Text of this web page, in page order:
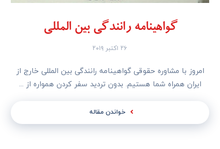
گواهینامه رانندگی بین المللی
۲۶ اکتبر ۲۰۱۹
امروز با مشاوره حقوقی گواهینامه رانندگی بین المللی خارج از
ایران همراه شما هستیم. بدون تردید سفر کردن همواره از ...
خواندن مقاله